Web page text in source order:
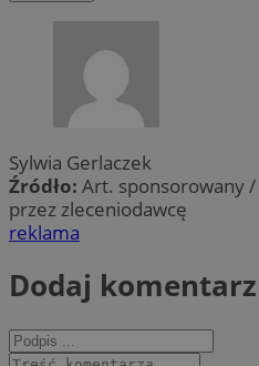
Sylwia Gerlaczek
Źródło: Art. sponsorowany
przez zleceniodawcę
reklama
Dodaj komentarz